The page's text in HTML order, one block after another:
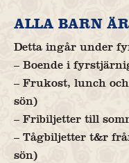
ALLA BARN
Detta ingår under
– Boende i
– Frukost, lunch
sön)
– Fribiljetter till
– Tågbiljetter t&r
sön)